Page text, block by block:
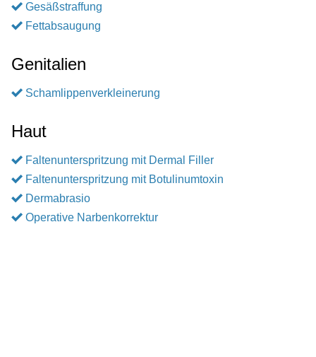
Gesäßstraffung
Fettabsaugung
Genitalien
Schamlippenverkleinerung
Haut
Faltenunterspritzung mit Dermal Filler
Faltenunterspritzung mit Botulinumtoxin
Dermabrasio
Operative Narbenkorrektur